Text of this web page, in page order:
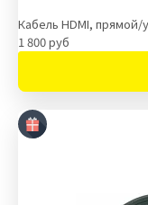
Кабель HDMI, прямой/
1 800 руб